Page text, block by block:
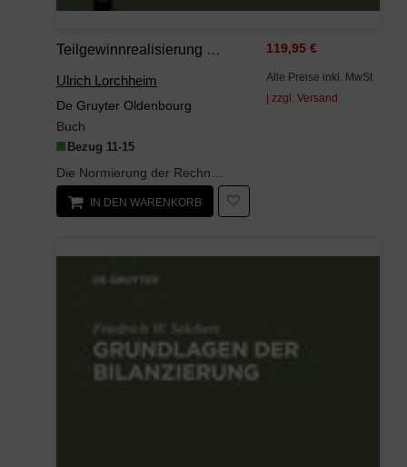
Teilgewinnrealisierung Bei Auftragsfertigung
Ulrich Lorchheim
De Gruyter Oldenbourg
Buch
Bezug 11-15
119,95 €
Alle Preise inkl. MwSt
| zzgl. Versand
IN DEN WARENKORB